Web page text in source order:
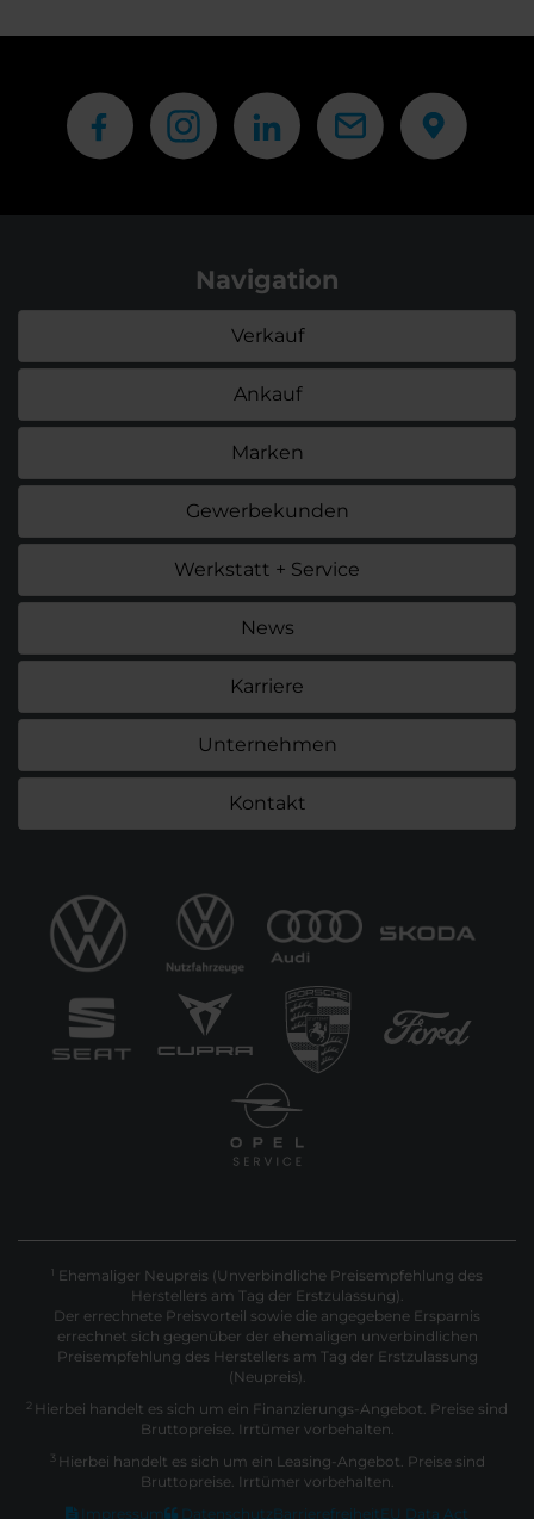
Navigation
Verkauf
Ankauf
Marken
Gewerbekunden
Werkstatt + Service
News
Karriere
Unternehmen
Kontakt
1 Ehemaliger Neupreis (Unverbindliche Preisempfehlung des
Herstellers am Tag der Erstzulassung).
Der errechnete Preisvorteil sowie die angegebene Ersparnis
errechnet sich gegenüber der ehemaligen unverbindlichen
Preisempfehlung des Herstellers am Tag der Erstzulassung
(Neupreis).
2 Hierbei handelt es sich um ein Finanzierungs-Angebot. Preise sind
Bruttopreise. Irrtümer vorbehalten.
3 Hierbei handelt es sich um ein Leasing-Angebot. Preise sind
Bruttopreise. Irrtümer vorbehalten.
Impressum
Datenschutz Barrierefreiheit EU Data Act